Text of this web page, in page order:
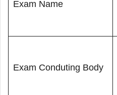
Exam Name
Exam Conduting Body